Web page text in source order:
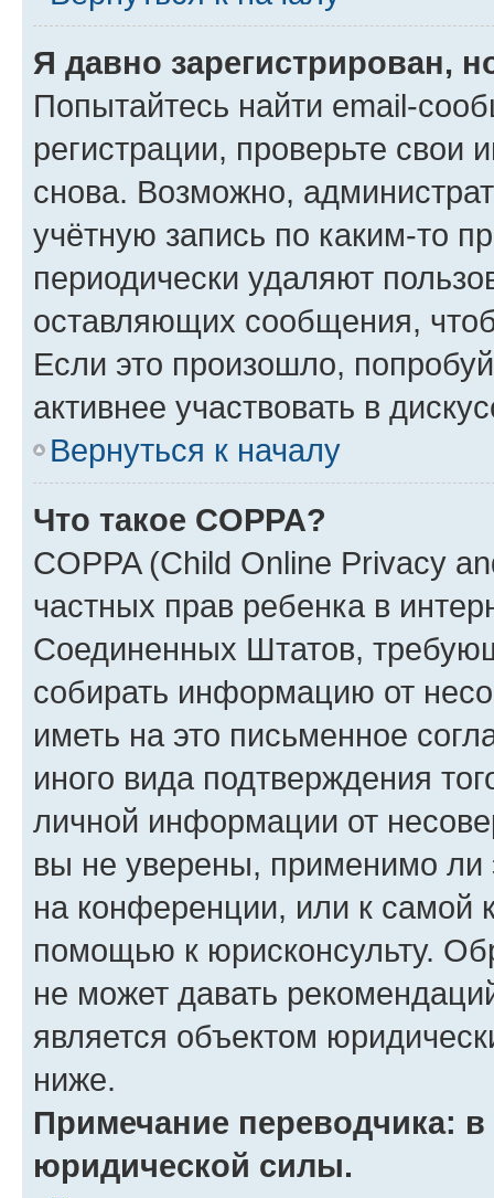
Я давно зарегистрирован,
Попытайтесь найти email-
регистрации, проверьте свои
снова. Возможно,
учётную запись по каким-то
периодически удаляют
оставляющих сообщения,
Если это произошло,
активнее участвовать в
Вернуться к началу
Что такое COPPA?
COPPA (Child Online Privacy
частных прав ребенка в
Соединенных Штатов,
собирать информацию от
иметь на это письменное
иного вида подтверждения
личной информации от
вы не уверены, применимо ли
на конференции, или к самой
помощью к юрисконсульту.
не может давать
является объектом
ниже.
Примечание переводчика:
юридической силы.